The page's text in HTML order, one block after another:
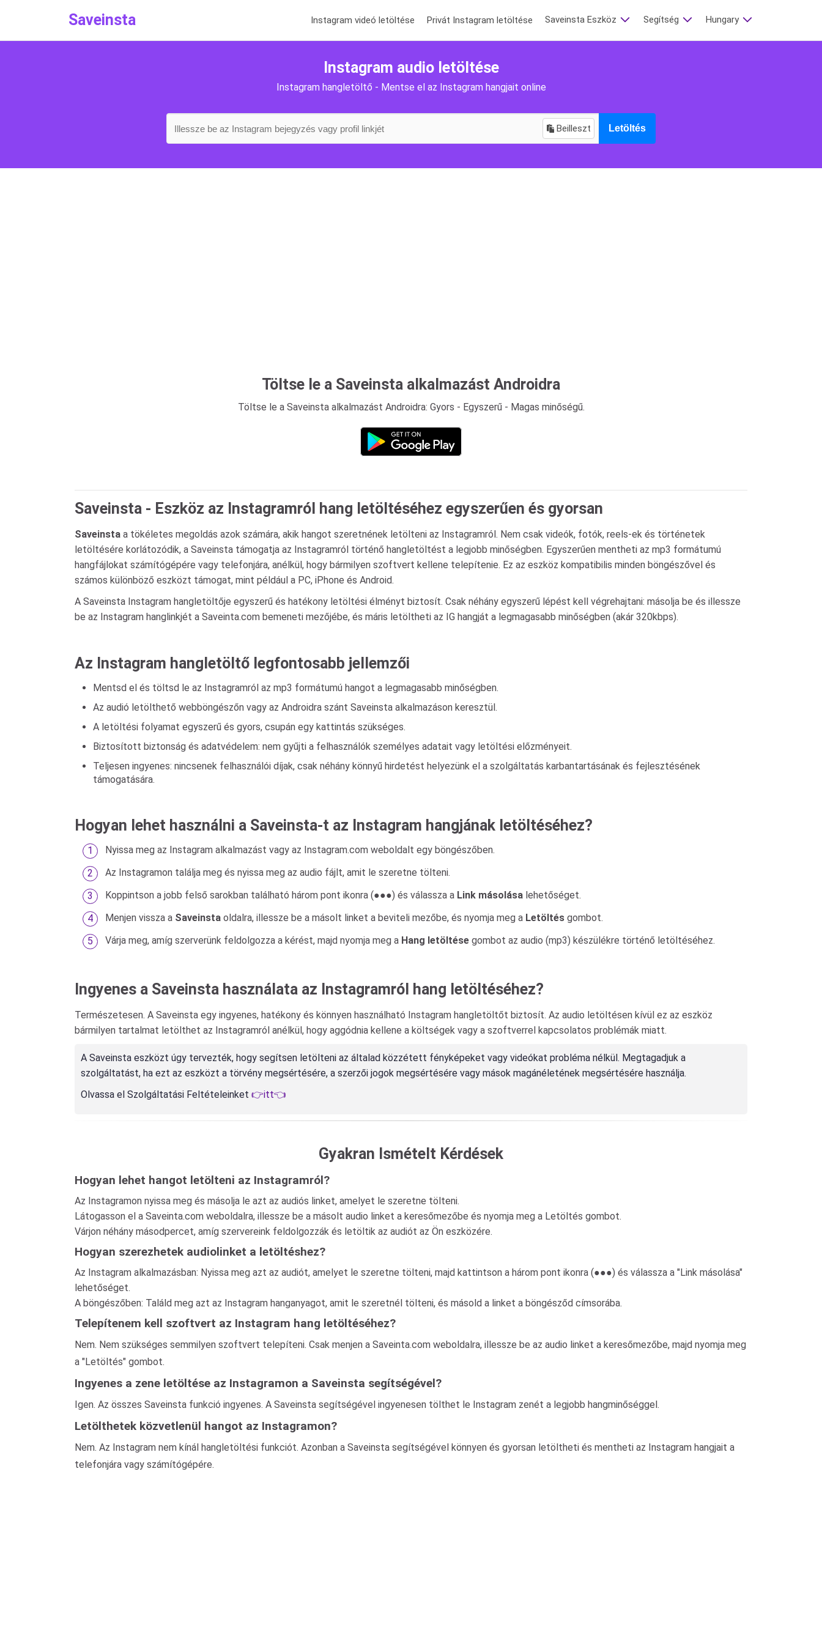
Saveinsta Instagram videó letöltése Privát Instagram letöltése Saveinsta Eszköz Segítség Hungary
Instagram audio letöltése
Instagram hangletöltő - Mentse el az Instagram hangjait online
Beilleszt Letöltés
Töltse le a Saveinsta alkalmazást Androidra
Töltse le a Saveinsta alkalmazást Androidra: Gyors - Egyszerű - Magas minőségű.
Saveinsta - Eszköz az Instagramról hang letöltéséhez egyszerűen és gyorsan
Saveinsta a tökéletes megoldás azok számára, akik hangot szeretnének letölteni az Instagramról. Nem csak videók, fotók, reels-ek és történetek
letöltésére korlátozódik, a Saveinsta támogatja az Instagramról történő hangletöltést a legjobb minőségben. Egyszerűen mentheti az mp3 formátumú
hangfájlokat számítógépére vagy telefonjára, anélkül, hogy bármilyen szoftvert kellene telepítenie. Ez az eszköz kompatibilis minden böngészővel és
számos különböző eszközt támogat, mint például a PC, iPhone és Android.
A Saveinsta Instagram hangletöltője egyszerű és hatékony letöltési élményt biztosít. Csak néhány egyszerű lépést kell végrehajtani: másolja be és illessze
be az Instagram hanglinkjét a Saveinta.com bemeneti mezőjébe, és máris letöltheti az IG hangját a legmagasabb minőségben (akár 320kbps).
Az Instagram hangletöltő legfontosabb jellemzői
Mentsd el és töltsd le az Instagramról az mp3 formátumú hangot a legmagasabb minőségben.
Az audió letölthető webböngészőn vagy az Androidra szánt Saveinsta alkalmazáson keresztül.
A letöltési folyamat egyszerű és gyors, csupán egy kattintás szükséges.
Biztosított biztonság és adatvédelem: nem gyűjti a felhasználók személyes adatait vagy letöltési előzményeit.
Teljesen ingyenes: nincsenek felhasználói díjak, csak néhány könnyű hirdetést helyezünk el a szolgáltatás karbantartásának és fejlesztésének
támogatására.
Hogyan lehet használni a Saveinsta-t az Instagram hangjának letöltéséhez?
Nyissa meg az Instagram alkalmazást vagy az Instagram.com weboldalt egy böngészőben.
Az Instagramon találja meg és nyissa meg az audio fájlt, amit le szeretne tölteni.
Koppintson a jobb felső sarokban található három pont ikonra (●●●) és válassza a Link másolása lehetőséget.
Menjen vissza a Saveinsta oldalra, illessze be a másolt linket a beviteli mezőbe, és nyomja meg a Letöltés gombot.
Várja meg, amíg szerverünk feldolgozza a kérést, majd nyomja meg a Hang letöltése gombot az audio (mp3) készülékre történő letöltéséhez.
Ingyenes a Saveinsta használata az Instagramról hang letöltéséhez?
Természetesen. A Saveinsta egy ingyenes, hatékony és könnyen használható Instagram hangletöltőt biztosít. Az audio letöltésen kívül ez az eszköz
bármilyen tartalmat letölthet az Instagramról anélkül, hogy aggódnia kellene a költségek vagy a szoftverrel kapcsolatos problémák miatt.
A Saveinsta eszközt úgy tervezték, hogy segítsen letölteni az általad közzétett fényképeket vagy videókat probléma nélkül. Megtagadjuk a
szolgáltatást, ha ezt az eszközt a törvény megsértésére, a szerzői jogok megsértésére vagy mások magánéletének megsértésére használja.
Olvassa el Szolgáltatási Feltételeinket 👉itt👈
Gyakran Ismételt Kérdések
Hogyan lehet hangot letölteni az Instagramról?
Az Instagramon nyissa meg és másolja le azt az audiós linket, amelyet le szeretne tölteni.
Látogasson el a Saveinta.com weboldalra, illessze be a másolt audio linket a keresőmezőbe és nyomja meg a Letöltés gombot.
Várjon néhány másodpercet, amíg szervereink feldolgozzák és letöltik az audiót az Ön eszközére.
Hogyan szerezhetek audiolinket a letöltéshez?
Az Instagram alkalmazásban: Nyissa meg azt az audiót, amelyet le szeretne tölteni, majd kattintson a három pont ikonra (●●●) és válassza a "Link másolása"
lehetőséget.
A böngészőben: Találd meg azt az Instagram hanganyagot, amit le szeretnél tölteni, és másold a linket a böngésződ címsorába.
Telepítenem kell szoftvert az Instagram hang letöltéséhez?
Nem. Nem szükséges semmilyen szoftvert telepíteni. Csak menjen a Saveinta.com weboldalra, illessze be az audio linket a keresőmezőbe, majd nyomja meg
a "Letöltés" gombot.
Ingyenes a zene letöltése az Instagramon a Saveinsta segítségével?
Igen. Az összes Saveinsta funkció ingyenes. A Saveinsta segítségével ingyenesen tölthet le Instagram zenét a legjobb hangminőséggel.
Letölthetek közvetlenül hangot az Instagramon?
Nem. Az Instagram nem kínál hangletöltési funkciót. Azonban a Saveinsta segítségével könnyen és gyorsan letöltheti és mentheti az Instagram hangjait a
telefonjára vagy számítógépére.